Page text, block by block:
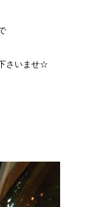
さいませ☆